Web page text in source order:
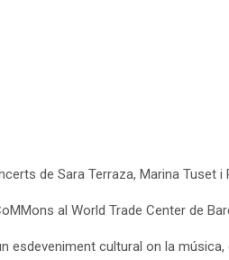
de Sara Terraza, Marina Tuset i
al World Trade Center de
esdeveniment cultural on la